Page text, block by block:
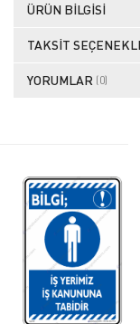
ÜRÜN BILGISI
TAKSIT
YORUMLAR (0)